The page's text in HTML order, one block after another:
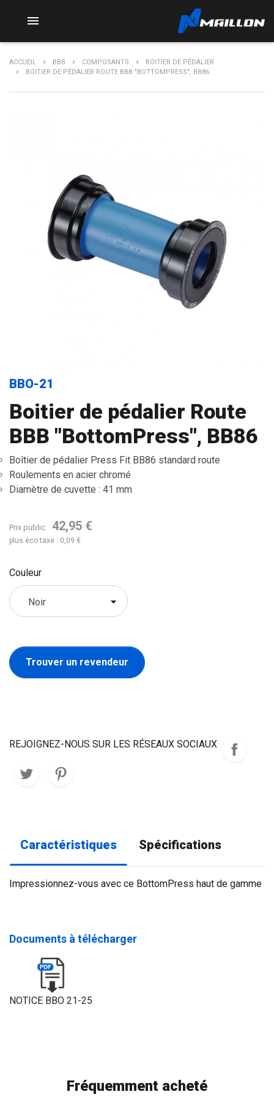

ACCUEIL BBB COMPOSANTS
BOITIER DE PÉDALIER
BOITIER DE PÉDALIER ROUTE BBB "BOTTOMPRESS", BB86
BBO-21
Boitier de pédalier Route
BBB "BottomPress", BB86
Boîtier de pédalier Press Fit BB86 standard route
Roulements en acier chromé
Diamètre de cuvette : 41 mm
Prix public 42,95 €
plus éco taxe : 0,09 €
Couleur
Trouver un revendeur
REJOIGNEZ-NOUS SUR LES RÉSEAUX SOCIAUX
Caractéristiques Spécifications
Impressionnez-vous avec ce BottomPress haut de gamme
Documents à télécharger
NOTICE BBO 21-25
Fréquemment acheté